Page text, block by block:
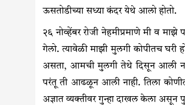
ऊसतोडीच्या सध्या कंदर येथे आलो होतो.
२६ नोव्हेंबर रोजी नेहमीप्रमाणे मी व
गेलो. त्यावेळी माझी मुलगी कोपीतच
असता, आमची मुलगी तेथे दिसून आली
परंतू ती आढळून आली नाही. तिला
अज्ञात व्यक्तीवर गुन्हा दाखल केला